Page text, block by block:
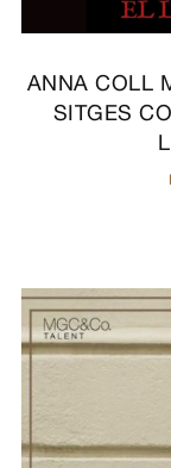
ANNA COLL
SITGES